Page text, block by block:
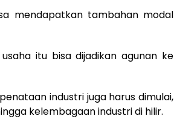
mendapatkan tambahan modal
itu bisa dijadikan agunan ke
industri juga harus dimulai,
kelembagaan industri di hilir.